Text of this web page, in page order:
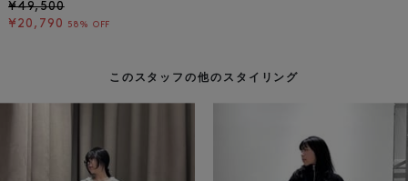
¥49,500
¥20,790
58% OFF
このスタッフの他のスタイリング